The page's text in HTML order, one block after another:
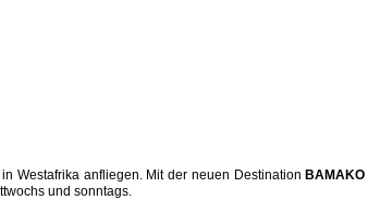
Westafrika anfliegen. Mit der neuen DestinationBAMAKO
und sonntags.